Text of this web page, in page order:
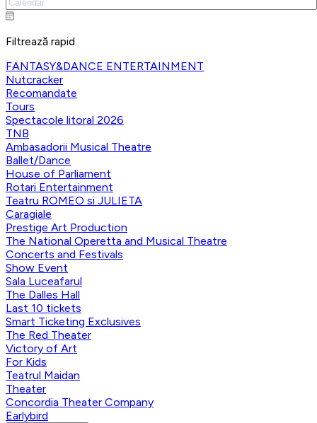
Filtrează rapid
FANTASY&DANCE ENTERTAINMENT
Nutcracker
Recomandate
Tours
Spectacole litoral 2026
TNB
Ambasadorii Musical Theatre
Ballet/Dance
House of Parliament
Rotari Entertainment
Teatru ROMEO si JULIETA
Caragiale
Prestige Art Production
The National Operetta and Musical Theatre
Concerts and Festivals
Show Event
Sala Luceafarul
The Dalles Hall
Last 10 tickets
Smart Ticketing Exclusives
The Red Theater
Victory of Art
For Kids
Teatrul Maidan
Theater
Concordia Theater Company
Earlybird